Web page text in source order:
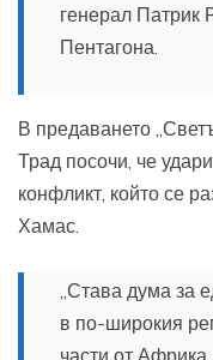
генерал Патрик
Пентагона.
В предаването
Трад посочи, че
конфликт, който се
Хамас.
„Става дума за
в по-широкия
части от